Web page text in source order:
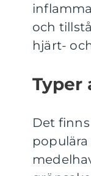
och
hjärt-
Typer
Det